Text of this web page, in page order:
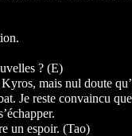
? (E)
mais nul doute
Je reste convaincu
un espoir. (Tao)